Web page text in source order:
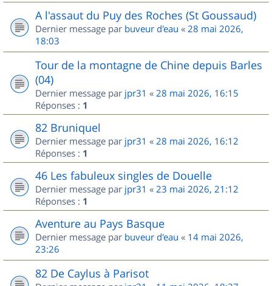
A l'assaut du Puy des Roches (St Goussaud)
Dernier message par buveur d'eau « 28 mai 2026,
18:03
Tour de la montagne de Chine depuis Barles
(04)
Dernier message par jpr31 « 28 mai 2026, 16:15
Réponses : 1
82 Bruniquel
Dernier message par jpr31 « 28 mai 2026, 16:12
Réponses : 1
46 Les fabuleux singles de Douelle
Dernier message par jpr31 « 23 mai 2026, 21:12
Réponses : 1
Aventure au Pays Basque
Dernier message par buveur d'eau « 14 mai 2026,
23:26
82 De Caylus à Parisot